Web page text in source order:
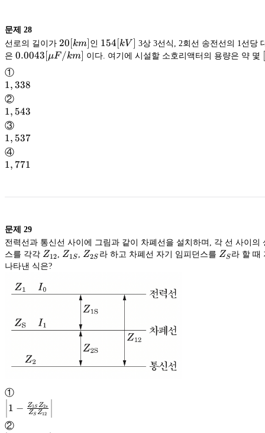
문제 28
선로의 길이가 20[km]
20 [km] 인 154[kV]
154 [kV ] 3상 3선식, 2회선 송전선의 1선당
은 0.0043[{\mu}F/km]
0.0043 [μF /km] 이다. 여기에 시설할 소호리액터의 용량은 약 몇
①
1,338
1, 338
②
1,543
1, 543
③
1,537
1, 537
④
1,771
1, 771
문제 29
전력선과 통신선 사이에 그림과 같이 차폐선을 설치하며, 각 선 사이의
스를 각각 Z_{12}
Z12 Z_{1S}
Z1 S Z_{2S}
Z2S 라 하고 차폐선 자기 임피던스를 Z_S
ZS 라 할 때
나타낸 식은?
①
\left|1-
\frac{Z_{1S}
{{Z_S}
1 − ZS Z12
Z1S Z2s
②